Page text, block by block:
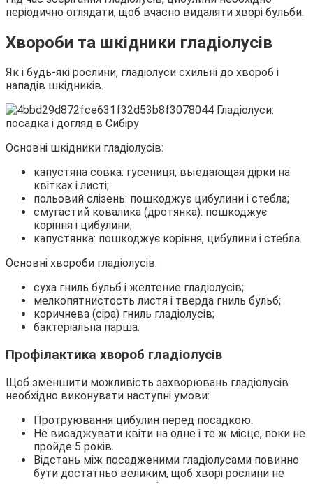
періодично оглядати, щоб вчасно видаляти хворі бульби.
Хвороби та шкідники гладіолусів
Як і будь-які рослини, гладіолуси схильні до хвороб і
нападів шкідників.
Основні шкідники гладіолусів:
капустяна совка: гусениця, выедающая дірки на
квітках і листі;
польовий слізень: пошкоджує цибулини і стебла;
смугастий ковалика (дротянка): пошкоджує
коріння і цибулини;
капустянка: пошкоджує коріння, цибулини і стебла.
Основні хвороби гладіолусів:
суха гниль бульб і желтение гладіолусів;
мелкопятнистость листя і тверда гниль бульб;
коричнева (сіра) гниль гладіолусів;
бактеріальна парша.
Профілактика хвороб гладіолусів
Щоб зменшити можливість захворювань гладіолусів
необхідно виконувати наступні умови:
Протруювання цибулин перед посадкою.
Не висаджувати квіти на одне і те ж місце, поки не
пройде 5 років.
Відстань між посадженими гладіолусами повинно
бути достатньо великим, щоб хворі рослини не